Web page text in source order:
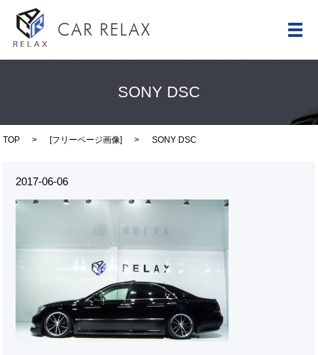
メ
SONY DSC
TOP [フリーページ画像] SONY DSC
2017-06-06